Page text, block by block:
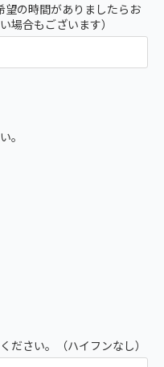
望の時間がありましたらお
場合もございます）
。
ださい。（ハイフンなし）